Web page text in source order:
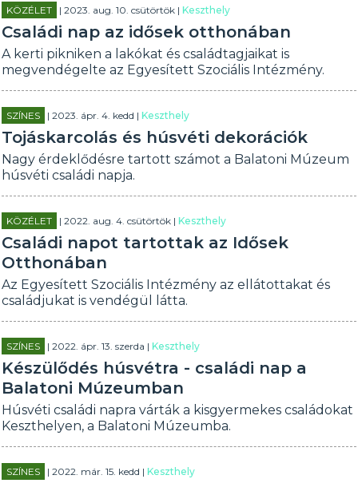
KÖZÉLET | 2023. aug. 10. csütörtök |Keszthely
Családi nap az idősek otthonában
A kerti pikniken a lakókat és családtagjaikat is
megvendégelte az Egyesített Szociális Intézmény.
SZÍNES | 2023. ápr. 4. kedd |Keszthely
Tojáskarcolás és húsvéti dekorációk
Nagy érdeklődésre tartott számot a Balatoni Múzeum
húsvéti családi napja.
KÖZÉLET | 2022. aug. 4. csütörtök |Keszthely
Családi napot tartottak az Idősek
Otthonában
Az Egyesített Szociális Intézmény az ellátottakat és
családjukat is vendégül látta.
SZÍNES | 2022. ápr. 13. szerda |Keszthely
Készülődés húsvétra - családi nap a
Balatoni Múzeumban
Húsvéti családi napra várták a kisgyermekes családokat
Keszthelyen, a Balatoni Múzeumba.
SZÍNES | 2022. már. 15. kedd |Keszthely